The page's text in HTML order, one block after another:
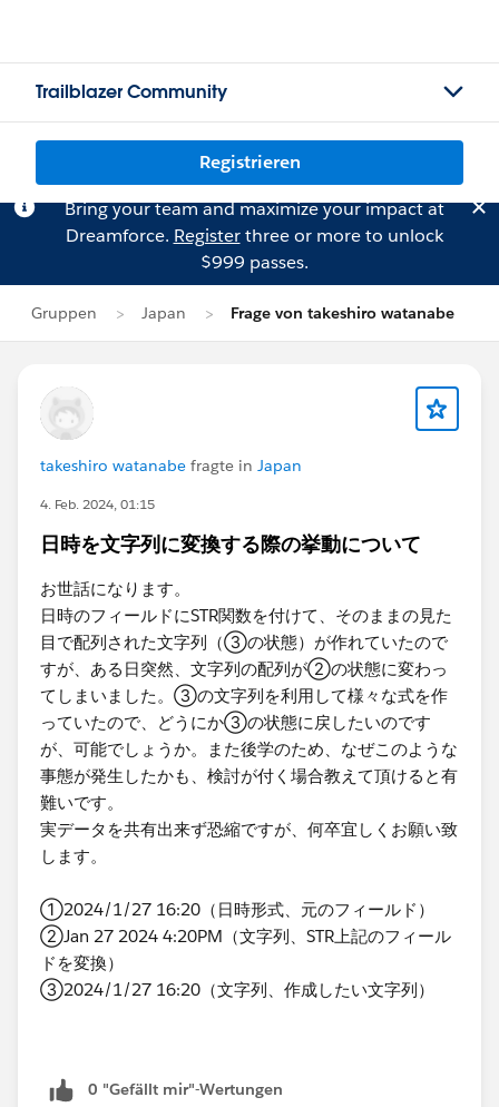
Trailblazer Community
Registrieren
Bring your team and maximize your impact at
Dreamforce. Registerthree or more to unlock
$999 passes.
Gruppen Japan Frage von takeshiro watanabe
takeshiro watanabe fragte in Japan
4. Feb. 2024, 01:15
日時を文字列に変換する際の挙動について
お世話になります。
日時​のフィールドにSTR関数を付けて、そのままの見た
目で配列された文字列（③の状態）が作れていたので
すが、ある日突然、文字列の配列が②の状態に変わっ
てしまいました。③の文字列を利用して様々な式を作
っていたので、どうにか③の状態に戻したいのです
が、可能でしょうか。また後学のため、なぜこのような
事態が発生したかも、検討が付く場合教えて頂けると有
難いです。
実データを共有出来ず恐縮ですが、何卒宜しくお願い致
します。​
①2024/1/27 16:20（日時形式、元のフィールド）
②Jan 27 2024 4:20PM（文字列、STR上記のフィール
ドを変換）
③2024/1/27 16:20（文字列、作成したい文字列）​
0 "Gefällt mir"-Wertungen